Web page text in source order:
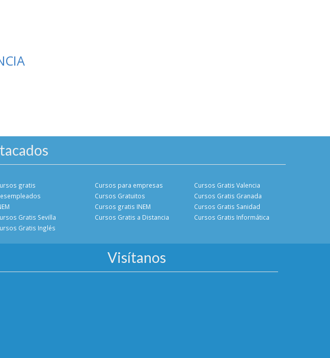
gratis
Gratis Sevilla
Gratis Inglés
Cursos para empresas
Cursos Gratuitos
Cursos gratis INEM
Cursos Gratis a Distancia
Cursos Gratis Valencia
Cursos Gratis Granada
Cursos Gratis Sanidad
Cursos Gratis Informática
Visítanos